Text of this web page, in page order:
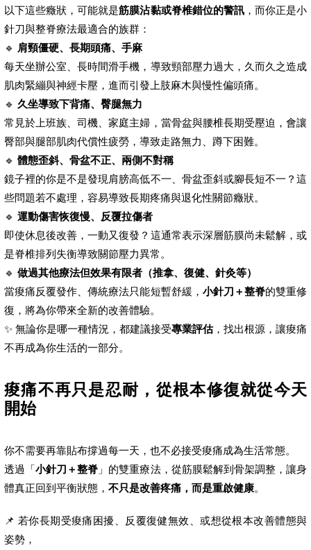
以下這些癥狀，可能就是筋膜沾黏或脊椎錯位的警訊，而你正是小
針刀與整脊療法最適合的族群：
🔹 肩頸僵硬、長期頭痛、手麻
每天坐辦公室、長時間滑手機，導致頸部壓力過大，久而久之造成
肌肉緊繃與神經卡壓，進而引發上肢麻木與慢性偏頭痛。
🔹 久坐導致下背痛、臀腿無力
常見於上班族、司機、家庭主婦，當骨盆與腰椎長期受壓迫，會讓
臀部與腿部肌肉代償性疲勞，導致走路無力、蹲下困難。
🔹 體態歪斜、骨盆不正、兩側不對稱
鏡子裡的你是不是發現肩膀高低不一、骨盆歪斜或腳長短不一？這
些問題若不處理，容易導致長期疼痛與退化性關節癥狀。
🔹 運動傷害恢復慢、反覆拉傷者
即使休息後改善，一動又復發？這通常表示深層筋膜尚未鬆解，或
是脊椎排列失衡導致關節壓力異常。
🔹 做過其他療法但效果有限者（推拿、復健、針灸等）
當痠痛反覆發作、傳統療法只能短暫舒緩， 小針刀＋整脊的雙重修
復，將為你帶來全新的改善體驗。
✨ 無論你是哪一種情況，都建議接受專業評估，找出根源，讓痠痛
不再成為你生活的一部分。
痠痛不再只是忍耐，從根本修復就從今天
開始
你不需要再靠貼布撐過每一天，也不必接受痠痛成為生活常態。
透過「小針刀＋整脊 」的雙重療法，從筋膜鬆解到骨架調整，讓身
體真正回到平衡狀態， 不只是改善疼痛，而是重啟健康。
📌 若你長期受痠痛困擾、反覆復健無效、或想從根本改善體態與
姿勢，